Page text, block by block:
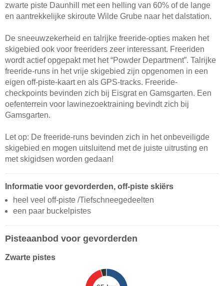
zwarte piste Daunhill met een helling van 60% of de lange
en aantrekkelijke skiroute Wilde Grube naar het dalstation.
De sneeuwzekerheid en talrijke freeride-opties maken het
skigebied ook voor freeriders zeer interessant. Freeriden
wordt actief opgepakt met het “Powder Department”. Talrijke
freeride-runs in het vrije skigebied zijn opgenomen in een
eigen off-piste-kaart en als GPS-tracks. Freeride-
checkpoints bevinden zich bij Eisgrat en Gamsgarten. Een
oefenterrein voor lawinezoektraining bevindt zich bij
Gamsgarten.
Let op: De freeride-runs bevinden zich in het onbeveiligde
skigebied en mogen uitsluitend met de juiste uitrusting en
met skigidsen worden gedaan!
Informatie voor gevorderden, off-piste skiërs
heel veel off-piste /Tiefschneegedeelten
een paar buckelpistes
Pisteaanbod voor gevorderden
Zwarte pistes